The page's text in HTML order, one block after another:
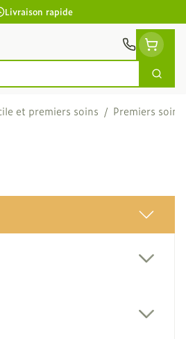
Livraison rapide
et premiers soins / Premiers soins